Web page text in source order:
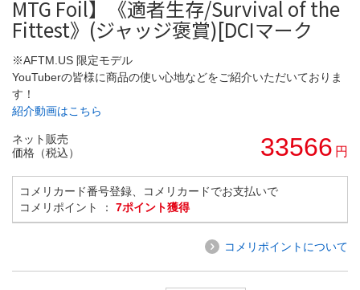
MTG Foil】《適者生存/Survival of the
Fittest》(ジャッジ褒賞)[DCIマーク
※AFTM.US 限定モデル
YouTuberの皆様に商品の使い心地などをご紹介いただいておりま
す！
紹介動画はこちら
ネット販売
価格（税込）
33566 円
コメリカード番号登録、コメリカードでお支払いで
コメリポイント ： 7ポイント獲得
コメリポイントについて